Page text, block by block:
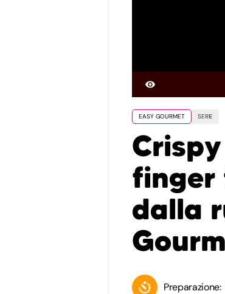
EASY GOURMET SERIE
finger
dalla
Preparazione: